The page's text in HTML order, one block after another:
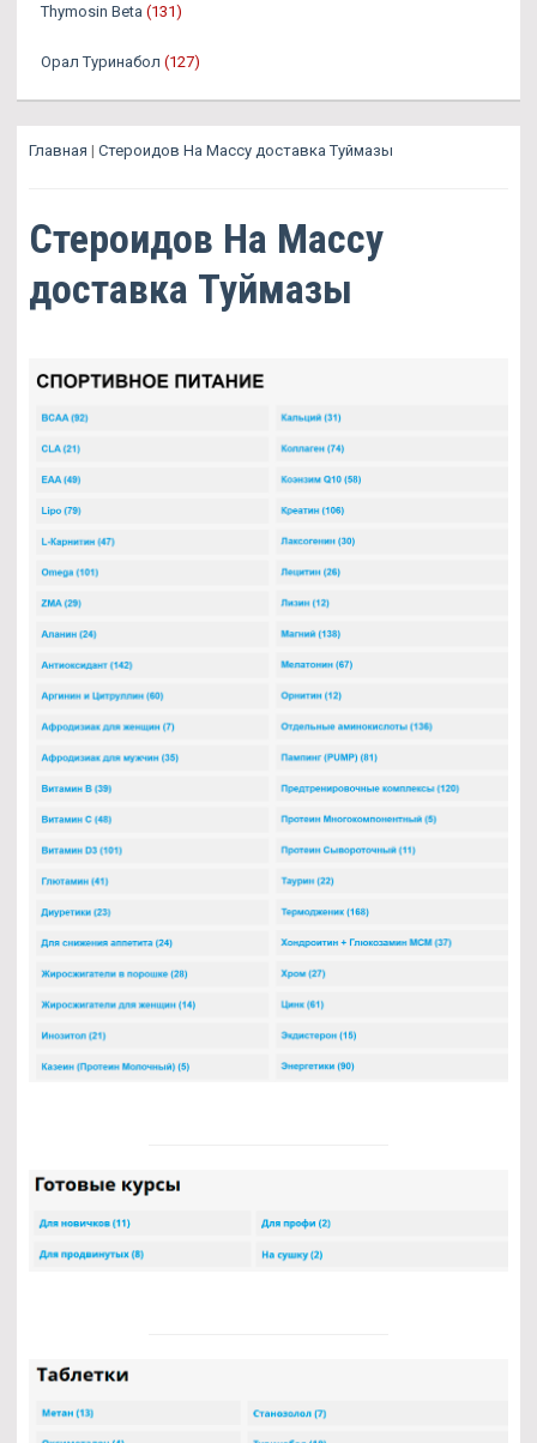
Thymosin Beta (131)
Орал Туринабол (127)
Главная | Стероидов На Массу доставка Туймазы
Стероидов На Массу
доставка Туймазы